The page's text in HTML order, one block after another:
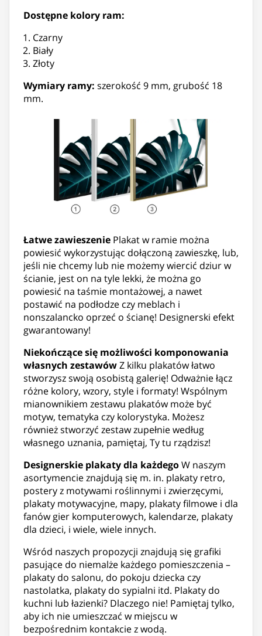
Dostępne kolory ram:
Czarny
Biały
Złoty
Wymiary ramy: szerokość 9 mm, grubość 18
mm.
Łatwe zawieszenie Plakat w ramie można
powiesić wykorzystując dołączoną zawieszkę, lub,
jeśli nie chcemy lub nie możemy wiercić dziur w
ścianie, jest on na tyle lekki, że można go
powiesić na taśmie montażowej, a nawet
postawić na podłodze czy meblach i
nonszalancko oprzeć o ścianę! Designerski efekt
gwarantowany!
Niekończące się możliwości komponowania
własnych zestawówZ kilku plakatów łatwo
stworzysz swoją osobistą galerię! Odważnie łącz
różne kolory, wzory, style i formaty! Wspólnym
mianownikiem zestawu plakatów może być
motyw, tematyka czy kolorystyka. Możesz
również stworzyć zestaw zupełnie według
własnego uznania, pamiętaj, Ty tu rządzisz!
Designerskie plakaty dla każdegoW naszym
asortymencie znajdują się m. in. plakaty retro,
postery z motywami roślinnymi i zwierzęcymi,
plakaty motywacyjne, mapy, plakaty filmowe i dla
fanów gier komputerowych, kalendarze, plakaty
dla dzieci, i wiele, wiele innych.
Wśród naszych propozycji znajdują się grafiki
pasujące do niemalże każdego pomieszczenia –
plakaty do salonu, do pokoju dziecka czy
nastolatka, plakaty do sypialni itd. Plakaty do
kuchni lub łazienki? Dlaczego nie! Pamiętaj tylko,
aby ich nie umieszczać w miejscu w
bezpośrednim kontakcie z wodą.